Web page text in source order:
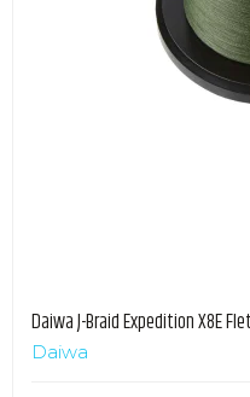
Daiwa J-Braid Expedition X8E
Daiwa